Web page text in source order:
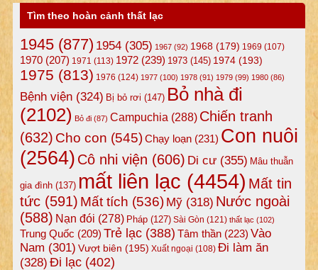
Tìm theo hoàn cảnh thất lạc
1945(877) 1954(305) 1967(92) 1968(179) 1969 (107)
1970(207) 1971 (113) 1972(239) 1973(145) 1974(193)
1975 (813) 1976 (124) 1977(100) 1978(91) 1979(99) 1980(86)
Bệnh viện(324) Bị bỏ rơi (147) Bỏ nhà đi
(2102) Bỏ đi(87) Campuchia (288) Chiến tranh
(632) Cho con (545)Chạy loạn(231) Con nuôi
(2564) Cô nhi viện (606) Di cư(355) Mâu thuẫn
gia đình(137) mất liên lạc (4454) Mất tin
tức(591) Mất tích (536) Mỹ(318) Nước ngoài
(588) Nạn đói (278) Pháp(127) Sài Gòn (121) thất lạc (102)
Trung Quốc (209) Trẻ lạc(388) Tâm thần(223) Vào
Nam (301) Vượt biên (195) Xuất ngoại (108) Đi làm ăn
(328) Đi lạc(402)